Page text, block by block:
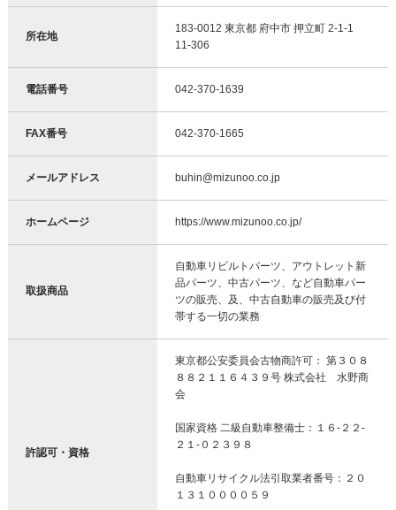
所在地
183-0012 東京都 府中市 押立町 2-1-1
11-306
電話番号 042-370-1639
FAX番号 042-370-1665
メールアドレス buhin@mizunoo.co.jp
ホームページ https://www.mizunoo.co.jp/
取扱商品
自動車リビルトパーツ、アウトレット新
品パーツ、中古パーツ、など自動車パー
ツの販売、及、中古自動車の販売及び付
帯する一切の業務
許認可・資格
東京都公安委員会古物商許可： 第３０８
８８２１１６４３９号 株式会社 水野商
会
国家資格 二級自動車整備士：１６-２２-
２１-０２３９８
自動車リサイクル法引取業者番号：２０
１３１００００５９